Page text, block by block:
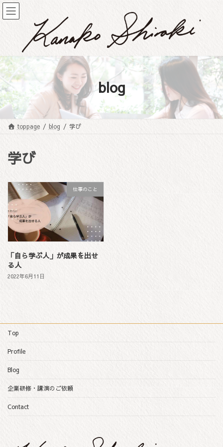
コ
ン
へ
ス
キ
ッ
プ
ナ
ビ
ョ
ン
に
移
動
blog
toppage blog 学び
学び
仕事のこと
「自ら学ぶ人」が成果を出せ
る人
2022年6月11日
Top
Profile
Blog
企業研修・講演のご依頼
Contact